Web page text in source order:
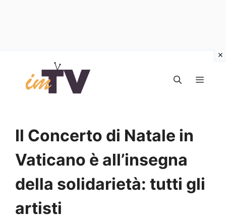
contenuto
Il Concerto di Natale in
Vaticano è all’insegna
della solidarietà: tutti gli
artisti